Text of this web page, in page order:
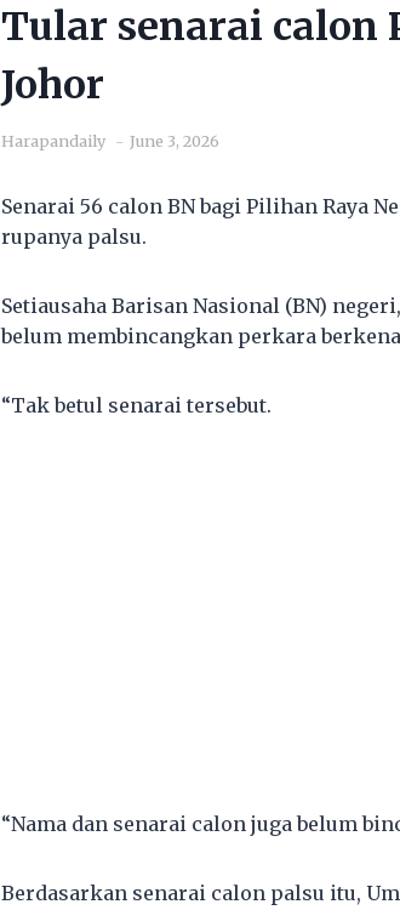
Tular senarai calon
Johor
Harapandaily June 3, 2026
Senarai 56 calon BN bagi Pilihan Raya
rupanya palsu.
Setiausaha Barisan Nasional (BN)
belum membincangkan perkara
“Tak betul senarai tersebut.
“Nama dan senarai calon juga belum
Berdasarkan senarai calon palsu itu,